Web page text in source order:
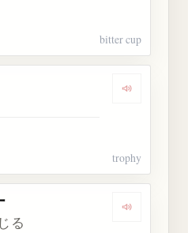
bitter cup
Dengarkan
trophy
Dengarkan
る